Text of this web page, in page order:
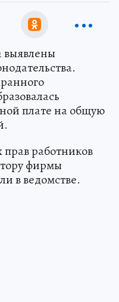
плате на общую
работников
фирмы
в ведомстве.